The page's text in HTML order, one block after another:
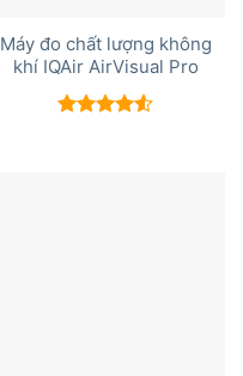
Máy đo chất lượng không
khí IQAir AirVisual Pro